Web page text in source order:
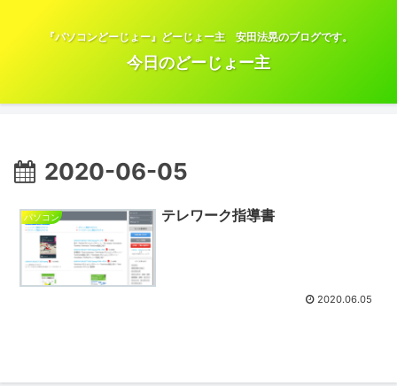
『パソコンどーじょー』どーじょー主 安田法晃のブログです。
今日のどーじょー主
2020-06-05
パソコン テレワーク指導書
2020.06.05